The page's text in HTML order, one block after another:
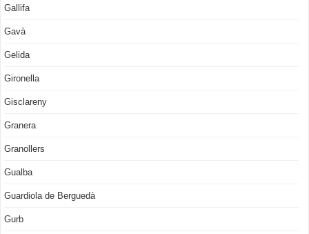
Gallifa
Gavà
Gelida
Gironella
Gisclareny
Granera
Granollers
Gualba
Guardiola de Berguedà
Gurb